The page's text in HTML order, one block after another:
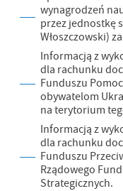
wynagrodzeń
przez jednostkę
Włoszczowski)
Informacją z
dla rachunku
Funduszu
obywatelom
na terytorium
Informacją z
dla rachunku
Funduszu
Rządowego
Strategicznych.
z jaką odwiedzane są
ocenę naszych
popularności wśród
przetwarzane w formie
analityczne pliki
funkcjonalności.
Reklamowe
informacje i aktualności
Promocyjne pliki
komunikatów na
zwyczajów dotyczących
promocyjne mogą
firm będących naszymi
Firmy te działają w
treści w postaci
społecznościowych.
Więcej